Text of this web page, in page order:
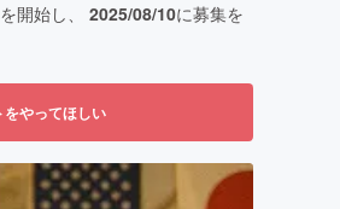
開始し、 2025/08/10に募集を
をやってほしい